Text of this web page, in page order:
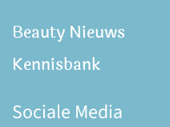
Beauty Nieuws
Kennisbank
Sociale Media